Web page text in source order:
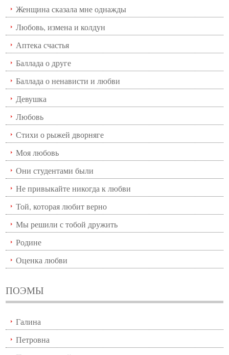
Женщина сказала мне однажды
Любовь, измена и колдун
Аптека счастья
Баллада о друге
Баллада о ненависти и любви
Девушка
Любовь
Стихи о рыжей дворняге
Моя любовь
Они студентами были
Не привыкайте никогда к любви
Той, которая любит верно
Мы решили с тобой дружить
Родине
Оценка любви
ПОЭМЫ
Галина
Петровна